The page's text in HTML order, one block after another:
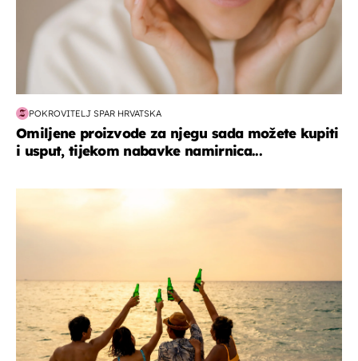
POKROVITELJ SPAR HRVATSKA
Omiljene proizvode za njegu sada možete kupiti
i usput, tijekom nabavke namirnica...